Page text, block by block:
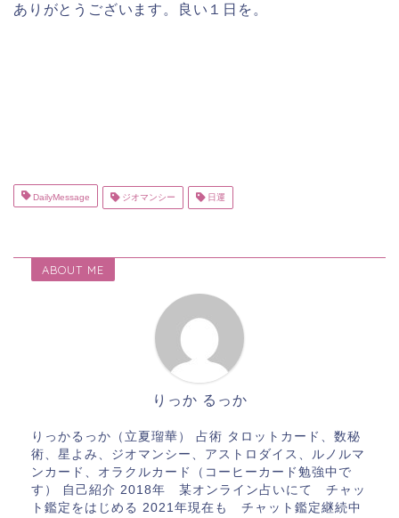
ありがとうございます。良い１日を。
DailyMessage ジオマンシー 日運
ABOUT ME
りっか るっか
りっかるっか（立夏瑠華） 占術 タロットカード、数秘
術、星よみ、ジオマンシー、アストロダイス、ルノルマ
ンカード、オラクルカード（コーヒーカード勉強中で
す） 自己紹介 2018年 某オンライン占いにて チャッ
ト鑑定をはじめる 2021年現在も チャット鑑定継続中